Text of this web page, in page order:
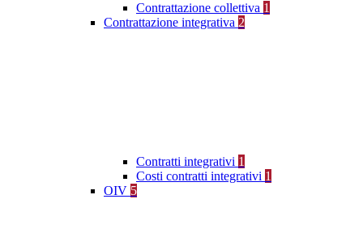
Contrattazione collettiva 1
Contrattazione integrativa 2
Contratti integrativi 1
Costi contratti integrativi 1
OIV 5